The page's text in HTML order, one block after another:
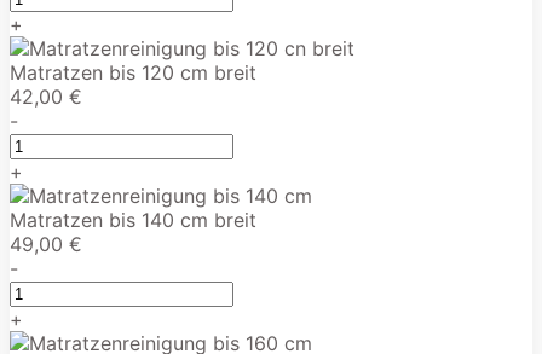
+
Matratzen bis 120 cm breit
42,00 €
-
+
Matratzen bis 140 cm breit
49,00 €
-
+